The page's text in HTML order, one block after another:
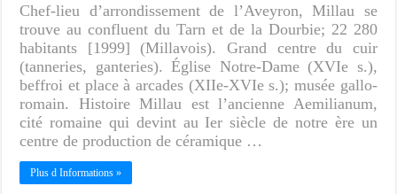
Chef-lieu d’arrondissement de l’Aveyron, Millau se
trouve au confluent du Tarn et de la Dourbie; 22 280
habitants [1999] (Millavois). Grand centre du cuir
(tanneries, ganteries). Église Notre-Dame (XVIe s.),
beffroi et place à arcades (XIIe-XVIe s.); musée gallo-
romain. Histoire Millau est l’ancienne Aemilianum,
cité romaine qui devint au Ier siècle de notre ère un
centre de production de céramique …
Plus d Informations »